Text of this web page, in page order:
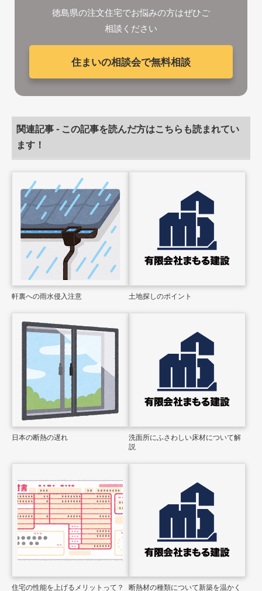
徳島県の注文住宅でお悩みの方はぜひご
相談ください
住まいの相談会で無料相談
関連記事 - この記事を読んだ方はこちらも読まれてい
ます！
軒裏への雨水侵入注意 土地探しのポイント
日本の断熱の遅れ
洗面所にふさわしい床材について解
説
住宅の性能を上げるメリットって？ 断熱材の種類について新築を温かく